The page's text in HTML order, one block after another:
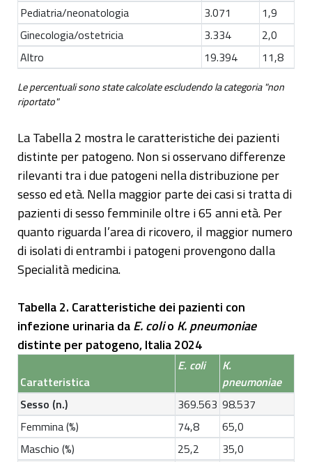
Pediatria/neonatologia
3.071
1,9
Ginecologia/ostetricia
3.334
2,0
Altro
19.394 11,8
Le percentuali sono state calcolate escludendo la categoria "non
riportato"
La Tabella 2 mostra le caratteristiche dei pazienti
distinte per patogeno. Non si osservano differenze
rilevanti tra i due patogeni nella distribuzione per
sesso ed età. Nella maggior parte dei casi si tratta di
pazienti di sesso femminile oltre i 65 anni età. Per
quanto riguarda l’area di ricovero, il maggior numero
di isolati di entrambi i patogeni provengono dalla
Specialità medicina.
Tabella 2. Caratteristiche dei pazienti con
infezione urinaria daE. colio K. pneumoniae
distinte per patogeno, Italia 2024
Caratteristica
E. coli
K.
pneumoniae
Sesso (n.)
369.563 98.537
Femmina (%)
74,8
65,0
Maschio (%)
25,2
35,0